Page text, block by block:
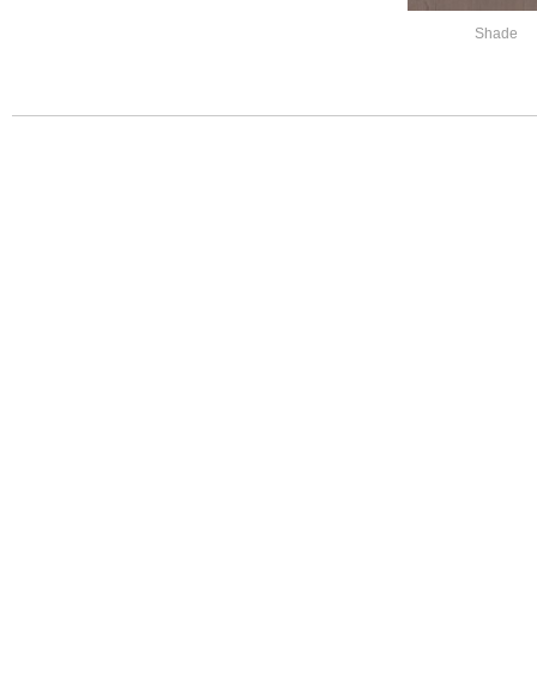
Shade